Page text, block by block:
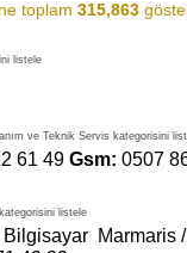
toplam 315,863
listele
ve Teknik Servis kategorisini
61 49 Gsm: 0507
listele
Bilgisayar Marmaris